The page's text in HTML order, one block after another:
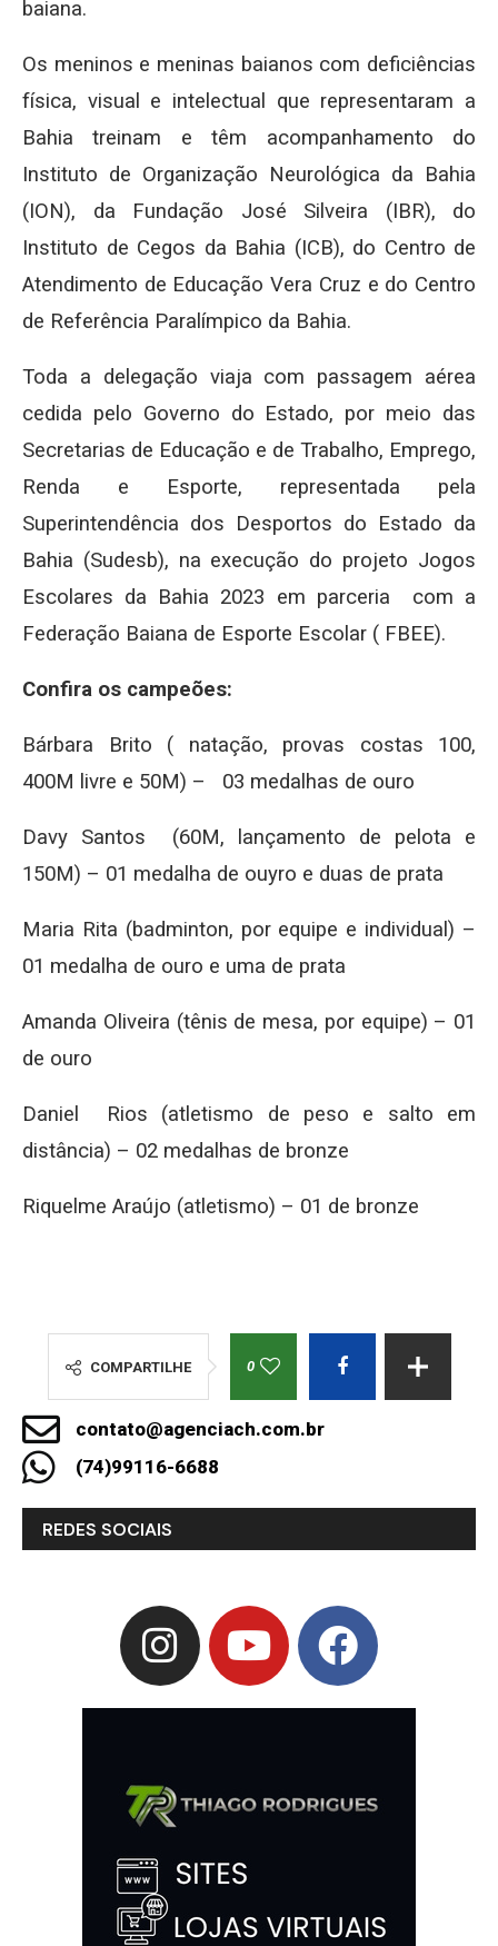
baiana.
Os meninos e meninas baianos com deficiências
física, visual e intelectual que representaram a
Bahia treinam e têm acompanhamento do
Instituto de Organização Neurológica da Bahia
(ION), da Fundação José Silveira (IBR), do
Instituto de Cegos da Bahia (ICB), do Centro de
Atendimento de Educação Vera Cruz e do Centro
de Referência Paralímpico da Bahia.
Toda a delegação viaja com passagem aérea
cedida pelo Governo do Estado, por meio das
Secretarias de Educação e de Trabalho, Emprego,
Renda e Esporte, representada pela
Superintendência dos Desportos do Estado da
Bahia (Sudesb), na execução do projeto Jogos
Escolares da Bahia 2023 em parceria com a
Federação Baiana de Esporte Escolar ( FBEE).
Confira os campeões:
Bárbara Brito ( natação, provas costas 100,
400M livre e 50M) – 03 medalhas de ouro
Davy Santos (60M, lançamento de pelota e
150M) – 01 medalha de ouyro e duas de prata
Maria Rita (badminton, por equipe e individual) –
01 medalha de ouro e uma de prata
Amanda Oliveira (tênis de mesa, por equipe) – 01
de ouro
Daniel Rios (atletismo de peso e salto em
distância) – 02 medalhas de bronze
Riquelme Araújo (atletismo) – 01 de bronze
COMPARTILHE 0
contato@agenciach.com.br
(74)99116-6688
REDES SOCIAIS